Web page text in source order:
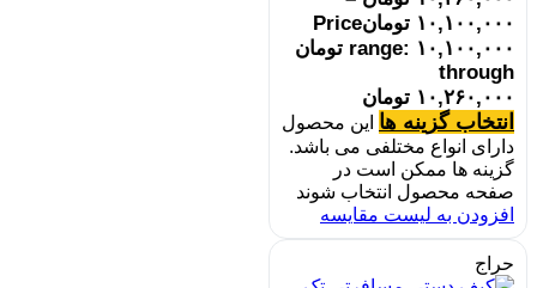
۱۰,۱۰۰,۰۰۰ تومانPrice
range: ۱۰,۱۰۰,۰۰۰ تومان
through
۱۰,۲۶۰,۰۰۰ تومان
انتخاب گزینه ها این محصول
دارای انواع مختلفی می باشد.
گزینه ها ممکن است در
صفحه محصول انتخاب شوند
افزودن به لیست مقایسه
حراج